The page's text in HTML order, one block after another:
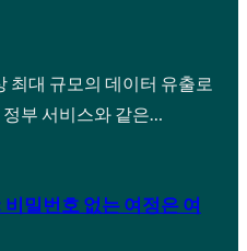
최대 규모의 데이터 유출로
부 서비스와 같은…
밀번호 없는 여정은 여